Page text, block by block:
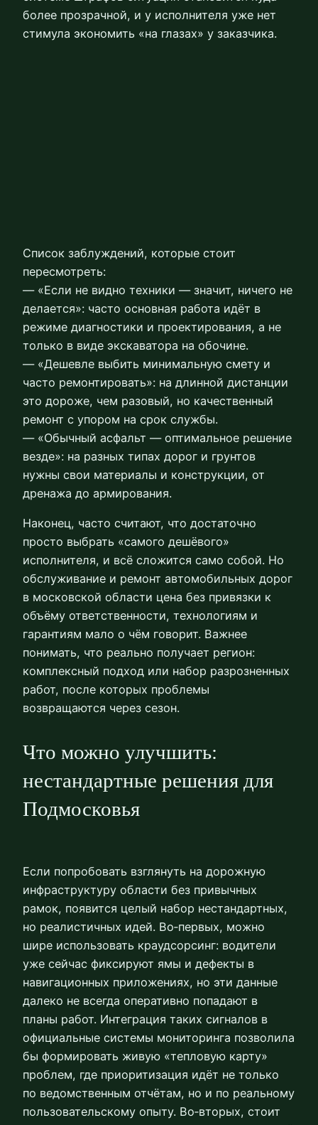
более прозрачной, и у исполнителя уже нет
стимула экономить «на глазах» у заказчика.
Список заблуждений, которые стоит
пересмотреть:
— «Если не видно техники — значит, ничего не
делается»: часто основная работа идёт в
режиме диагностики и проектирования, а не
только в виде экскаватора на обочине.
— «Дешевле выбить минимальную смету и
часто ремонтировать»: на длинной дистанции
это дороже, чем разовый, но качественный
ремонт с упором на срок службы.
— «Обычный асфальт — оптимальное решение
везде»: на разных типах дорог и грунтов
нужны свои материалы и конструкции, от
дренажа до армирования.
Наконец, часто считают, что достаточно
просто выбрать «самого дешёвого»
исполнителя, и всё сложится само собой. Но
обслуживание и ремонт автомобильных дорог
в московской области цена без привязки к
объёму ответственности, технологиям и
гарантиям мало о чём говорит. Важнее
понимать, что реально получает регион:
комплексный подход или набор разрозненных
работ, после которых проблемы
возвращаются через сезон.
Что можно улучшить:
нестандартные решения для
Подмосковья
Если попробовать взглянуть на дорожную
инфраструктуру области без привычных
рамок, появится целый набор нестандартных,
но реалистичных идей. Во‑первых, можно
шире использовать краудсорсинг: водители
уже сейчас фиксируют ямы и дефекты в
навигационных приложениях, но эти данные
далеко не всегда оперативно попадают в
планы работ. Интеграция таких сигналов в
официальные системы мониторинга позволила
бы формировать живую «тепловую карту»
проблем, где приоритизация идёт не только
по ведомственным отчётам, но и по реальному
пользовательскому опыту. Во‑вторых, стоит